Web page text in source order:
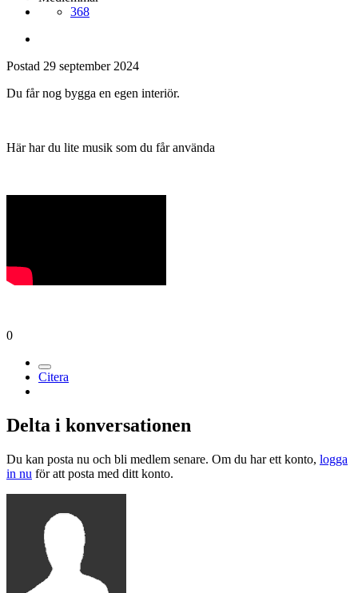
368
Postad 29 september 2024
Du får nog bygga en egen interiör.
Här har du lite musik som du får använda
0
Citera
Delta i konversationen
Du kan posta nu och bli medlem senare. Om du har ett konto, logga
in nu för att posta med ditt konto.